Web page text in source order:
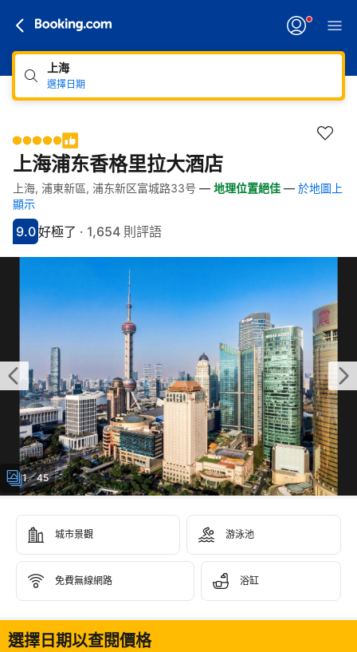
上海
選擇日期
上海浦东香格里拉大酒店
快速連結
跳至住宿介紹
跳至熱門設施
跳至客房類型
跳至訂房政策
上海, 浦東新區, 浦东新区富城路33号 — 地理位置絕佳 — 於地圖上
顯示
分數9分
9.0
評比好極了
好極了 · 1,654 則評語
1／45
城市景觀 游泳池
免費無線網路 浴缸
選擇日期以查閱價格